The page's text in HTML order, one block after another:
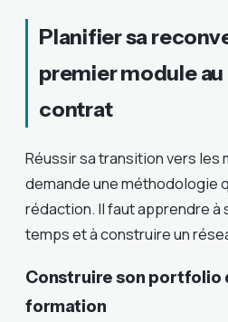
Planifier sa
premier module
contrat
Réussir sa transition vers les
demande une méthodologie
rédaction. Il faut apprendre à
temps et à construire un
Construire son portfolio
formation